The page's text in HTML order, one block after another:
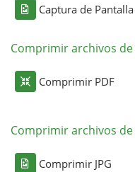
Captura de
Comprimir archivos
Comprimir PDF
Comprimir archivos
Comprimir JPG